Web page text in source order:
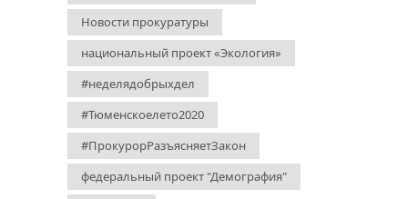
Новости прокуратуры
национальный проект «Экология»
#неделядобрыхдел
#Тюменскоелето2020
#ПрокурорРазъясняетЗакон
федеральный проект "Демография"